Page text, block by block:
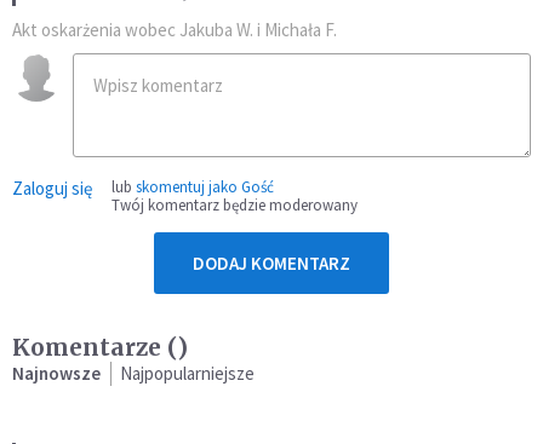
Akt oskarżenia wobec Jakuba W. i Michała F.
Zaloguj się lub skomentuj jako Gość
Twój komentarz będzie moderowany
DODAJ KOMENTARZ
Komentarze ()
Najnowsze Najpopularniejsze